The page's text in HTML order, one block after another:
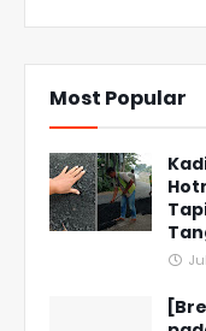
Most Popular